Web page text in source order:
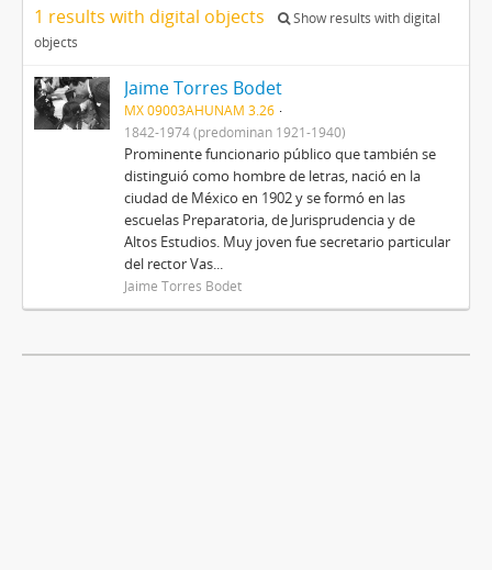
1 results with digital objects
Show results with digital
objects
Jaime Torres Bodet
MX 09003AHUNAM 3.26
1842-1974 (predominan 1921-1940)
Prominente funcionario público que también se
distinguió como hombre de letras, nació en la
ciudad de México en 1902 y se formó en las
escuelas Preparatoria, de Jurisprudencia y de
Altos Estudios. Muy joven fue secretario particular
del rector Vas...
Jaime Torres Bodet